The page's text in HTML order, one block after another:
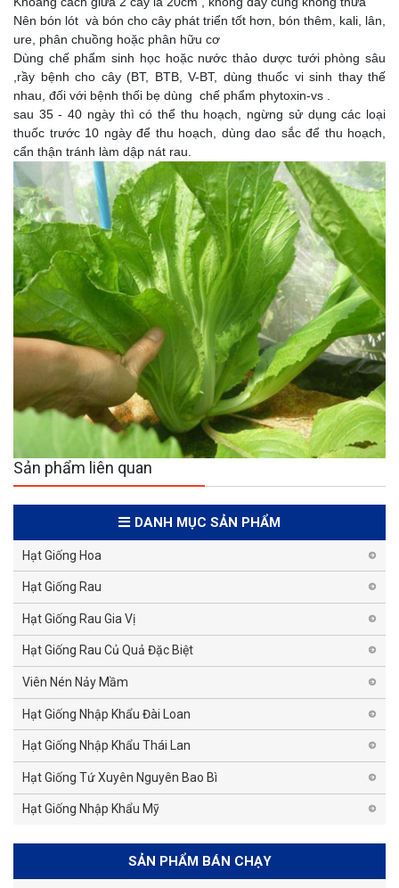
Nên bón lót và bón cho cây phát triển tốt hơn, bón thêm, kali, lân,
ure, phân chuồng hoặc phân hữu cơ
Dùng chế phẩm sinh học hoặc nước thảo dược tưới phòng sâu
,rầy bệnh cho cây (BT, BTB, V-BT, dùng thuốc vi sinh thay thế
nhau, đối với bệnh thối bẹ dùng chế phẩm phytoxin-vs .
sau 35 - 40 ngày thì có thể thu hoạch, ngừng sử dụng các loại
thuốc trước 10 ngày để thu hoạch, dùng dao sắc để thu hoạch,
cẩn thận tránh làm dập nát rau.
Sản phẩm liên quan
DANH MỤC SẢN PHẨM
Hạt Giống Hoa
Hạt Giống Rau
Hạt Giống Rau Gia Vị
Hạt Giống Rau Củ Quả Đặc Biệt
Viên Nén Nảy Mầm
Hạt Giống Nhập Khẩu Đài Loan
Hạt Giống Nhập Khẩu Thái Lan
Hạt Giống Tứ Xuyên Nguyên Bao Bì
Hạt Giống Nhập Khẩu Mỹ
SẢN PHẨM BÁN CHẠY